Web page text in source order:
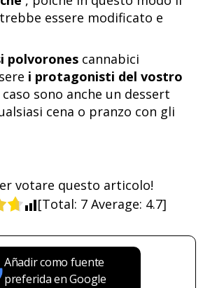
essere modificato e
polvorones cannabici
i protagonisti del vostro
sono anche un dessert
cena o pranzo con gli
votare questo articolo!
[Total: 7 Average: 4.7]
Añadir como fuente
preferida en Google